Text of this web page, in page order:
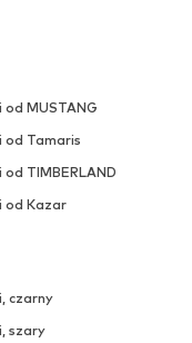
od MUSTANG
od Tamaris
od TIMBERLAND
od Kazar
czarny
szary